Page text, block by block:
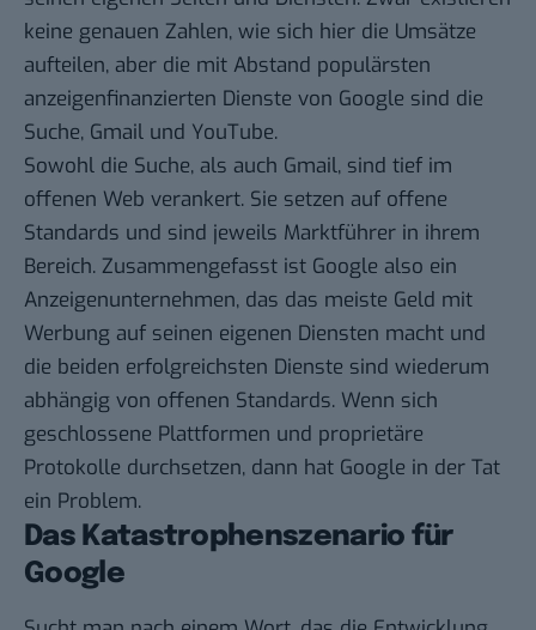
keine genauen Zahlen, wie sich hier die Umsätze
aufteilen, aber die mit Abstand populärsten
anzeigenfinanzierten Dienste von Google sind die
Suche, Gmail und YouTube.
Sowohl die Suche, als auch Gmail, sind tief im
offenen Web verankert. Sie setzen auf offene
Standards und sind jeweils Marktführer in ihrem
Bereich. Zusammengefasst ist Google also ein
Anzeigenunternehmen, das das meiste Geld mit
Werbung auf seinen eigenen Diensten macht und
die beiden erfolgreichsten Dienste sind wiederum
abhängig von offenen Standards. Wenn sich
geschlossene Plattformen und proprietäre
Protokolle durchsetzen, dann hat Google in der Tat
ein Problem.
Das Katastrophenszenario für
Google